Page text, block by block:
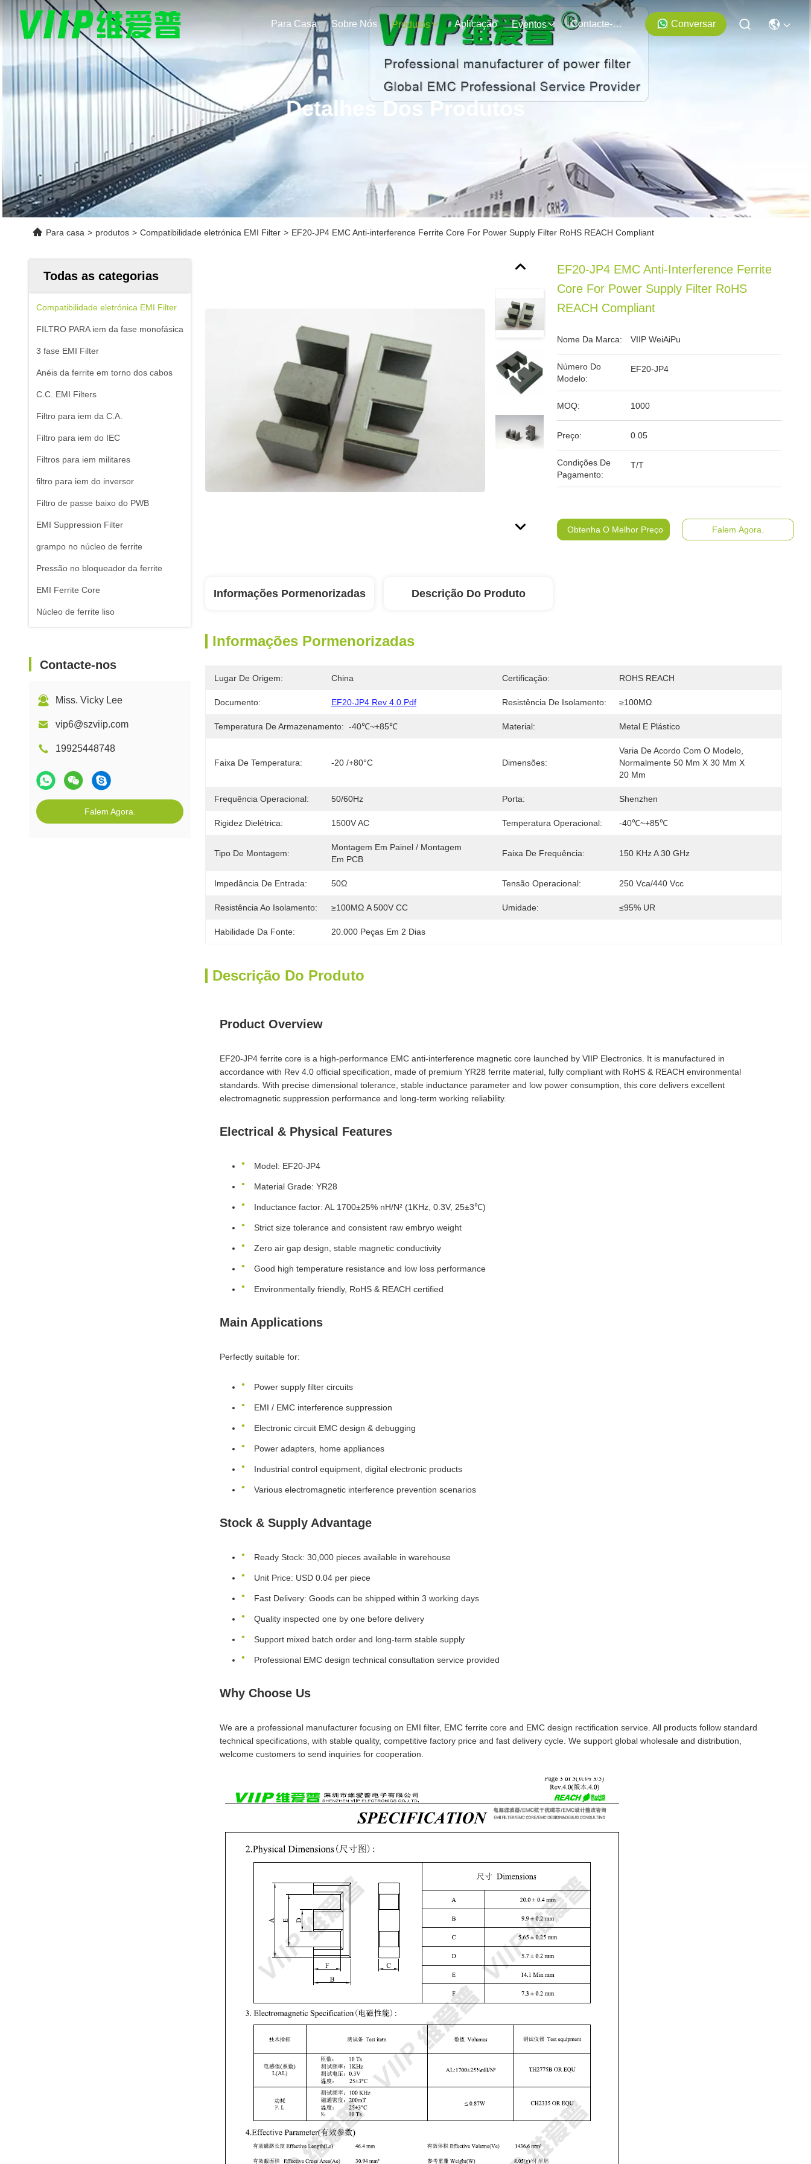
Para Casa Sobre Nós Produtos Aplicação Eventos Contacte-Nos Conversar
Detalhes Dos Produtos
Para casa > produtos > Compatibilidade eletrónica EMI Filter > EF20-JP4 EMC Anti-interference Ferrite Core For Power Supply Filter RoHS REACH Compliant
Todas as categorias
Compatibilidade eletrónica EMI Filter
FILTRO PARA iem da fase monofásica
3 fase EMI Filter
Anéis da ferrite em torno dos cabos
C.C. EMI Filters
Filtro para iem da C.A.
Filtro para iem do IEC
Filtros para iem militares
filtro para iem do inversor
Filtro de passe baixo do PWB
EMI Suppression Filter
grampo no núcleo de ferrite
Pressão no bloqueador da ferrite
EMI Ferrite Core
Núcleo de ferrite liso
Contacte-nos
Miss. Vicky Lee
vip6@szviip.com
19925448748
Falem Agora.
EF20-JP4 EMC Anti-Interference Ferrite
Core For Power Supply Filter RoHS
REACH Compliant
Nome Da Marca: VIIP WeiAiPu
Número Do
Modelo:
EF20-JP4
MOQ: 1000
Preço: 0.05
Condições De
Pagamento:
T/T
Obtenha O Melhor Preço Falem Agora.
Informações Pormenorizadas Descrição Do Produto
Informações Pormenorizadas
Lugar De Origem: China Certificação: ROHS REACH
Documento: EF20-JP4 Rev 4.0.pdf Resistência De Isolamento: ≥100MΩ
Temperatura De Armazenamento: -40℃~+85℃ Material: Metal E Plástico
Faixa De Temperatura: -20 /+80°C Dimensões:
Varia De Acordo Com O Modelo,
Normalmente 50 Mm X 30 Mm X
20 Mm
Frequência Operacional: 50/60Hz Porta: Shenzhen
Rigidez Dielétrica: 1500V AC Temperatura Operacional: -40℃~+85℃
Tipo De Montagem:
Montagem Em Painel / Montagem
Em PCB
Faixa De Frequência: 150 KHz A 30 GHz
Impedância De Entrada: 50Ω Tensão Operacional: 250 Vca/440 Vcc
Resistência Ao Isolamento: ≥100MΩ A 500V CC Umidade: ≤95% UR
Habilidade Da Fonte: 20.000 Peças Em 2 Dias
Descrição Do Produto
Product Overview
EF20-JP4 ferrite core is a high-performance EMC anti-interference magnetic core launched by VIIP Electronics. It is manufactured in
accordance with Rev 4.0 official specification, made of premium YR28 ferrite material, fully compliant with RoHS & REACH environmental
standards. With precise dimensional tolerance, stable inductance parameter and low power consumption, this core delivers excellent
electromagnetic suppression performance and long-term working reliability.
Electrical & Physical Features
Model: EF20-JP4
Material Grade: YR28
Inductance factor: AL 1700±25% nH/N² (1KHz, 0.3V, 25±3℃)
Strict size tolerance and consistent raw embryo weight
Zero air gap design, stable magnetic conductivity
Good high temperature resistance and low loss performance
Environmentally friendly, RoHS & REACH certified
Main Applications
Perfectly suitable for:
Power supply filter circuits
EMI / EMC interference suppression
Electronic circuit EMC design & debugging
Power adapters, home appliances
Industrial control equipment, digital electronic products
Various electromagnetic interference prevention scenarios
Stock & Supply Advantage
Ready Stock: 30,000 pieces available in warehouse
Unit Price: USD 0.04 per piece
Fast Delivery: Goods can be shipped within 3 working days
Quality inspected one by one before delivery
Support mixed batch order and long-term stable supply
Professional EMC design technical consultation service provided
Why Choose Us
We are a professional manufacturer focusing on EMI filter, EMC ferrite core and EMC design rectification service. All products follow standard
technical specifications, with stable quality, competitive factory price and fast delivery cycle. We support global wholesale and distribution,
welcome customers to send inquiries for cooperation.